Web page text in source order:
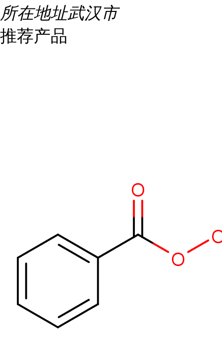
所在地址武汉市
推荐产品